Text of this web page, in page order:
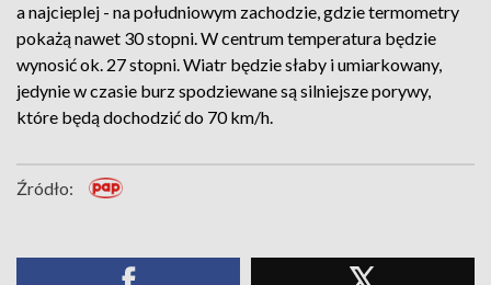
a najcieplej - na południowym zachodzie, gdzie termometry
pokażą nawet 30 stopni. W centrum temperatura będzie
wynosić ok. 27 stopni. Wiatr będzie słaby i umiarkowany,
jedynie w czasie burz spodziewane są silniejsze porywy,
które będą dochodzić do 70 km/h.
Źródło: